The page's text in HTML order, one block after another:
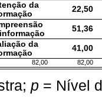
da
22,50
51,36
da
41,00
82,00 82,00
p = Nível